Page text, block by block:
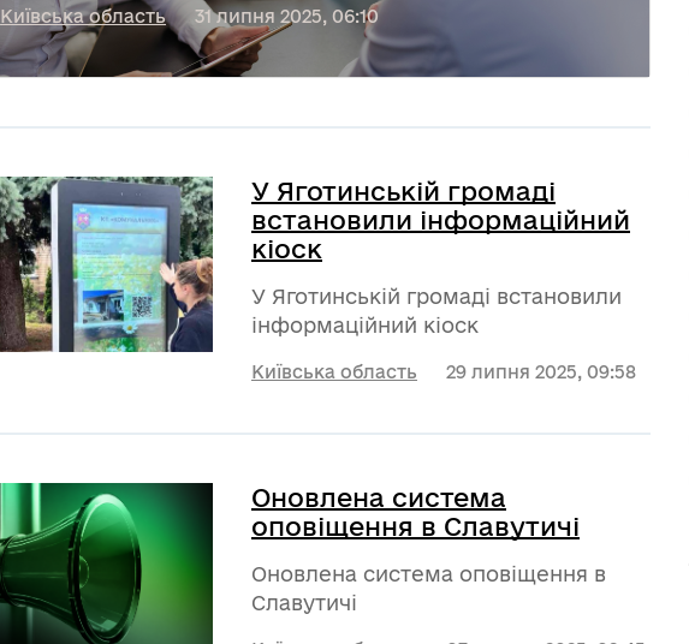
Київська область 31 липня 2025, 06:10
У Яготинській громаді
встановили інформаційний
кіоск
У Яготинській громаді встановили
інформаційний кіоск
Київська область 29 липня 2025, 09:58
Оновлена система
оповіщення в Славутичі
Оновлена система оповіщення в
Славутичі